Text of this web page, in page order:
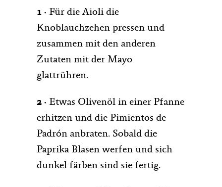
1 · Für die Aioli die
Knoblauchzehen pressen und
zusammen mit den anderen
Zutaten mit der Mayo
glattrühren.
2 · Etwas Olivenöl in einer Pfanne
erhitzen und die Pimientos de
Padrón anbraten. Sobald die
Paprika Blasen werfen und sich
dunkel färben sind sie fertig.